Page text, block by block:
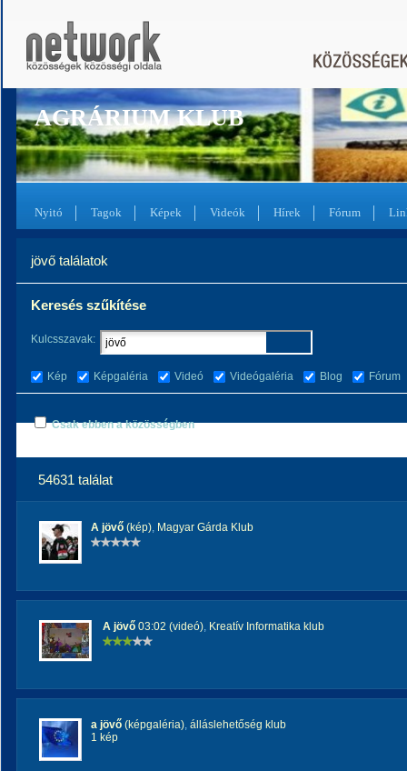
AGRÁRIUM KLUB
Nyitó Tagok Képek Videók Hírek Fórum
jövő találatok
Keresés szűkítése
Kulcsszavak:
Kép Képgaléria Videó Videógaléria Blog Fórum
Csak ebben a közösségben
54631 találat
A jövő (kép), Magyar Gárda Klub
A jövő 03:02 (videó), Kreatív Informatika klub
a jövő (képgaléria), álláslehetőség klub
1 kép